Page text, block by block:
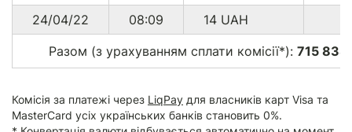
24/04/22
08:09 14 UAH
Разом (з урахуванням сплати комісії*): 715
Комісія за платежі через LiqPay для власників карт Visa та
MasterCard усіх українських банків становить 0%.